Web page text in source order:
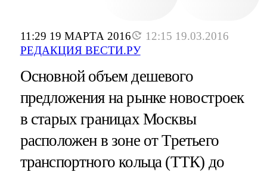
11:29 19 МАРТА 2016
12:15 19.03.2016
РЕДАКЦИЯ ВЕСТИ.РУ
Основной объем дешевого
предложения на рынке новостроек
в старых границах Москвы
расположен в зоне от Третьего
транспортного кольца (ТТК) до